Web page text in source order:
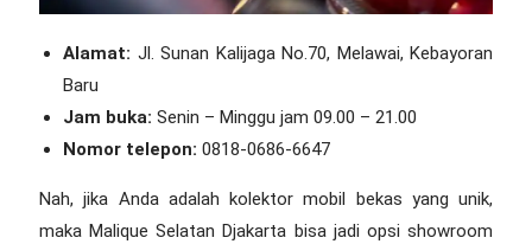
Alamat: Jl. Sunan Kalijaga No.70, Melawai, Kebayoran
Baru
Jam buka: Senin – Minggu jam 09.00 – 21.00
Nomor telepon: 0818-0686-6647
Nah, jika Anda adalah kolektor mobil bekas yang unik,
maka Malique Selatan Djakarta bisa jadi opsi showroom